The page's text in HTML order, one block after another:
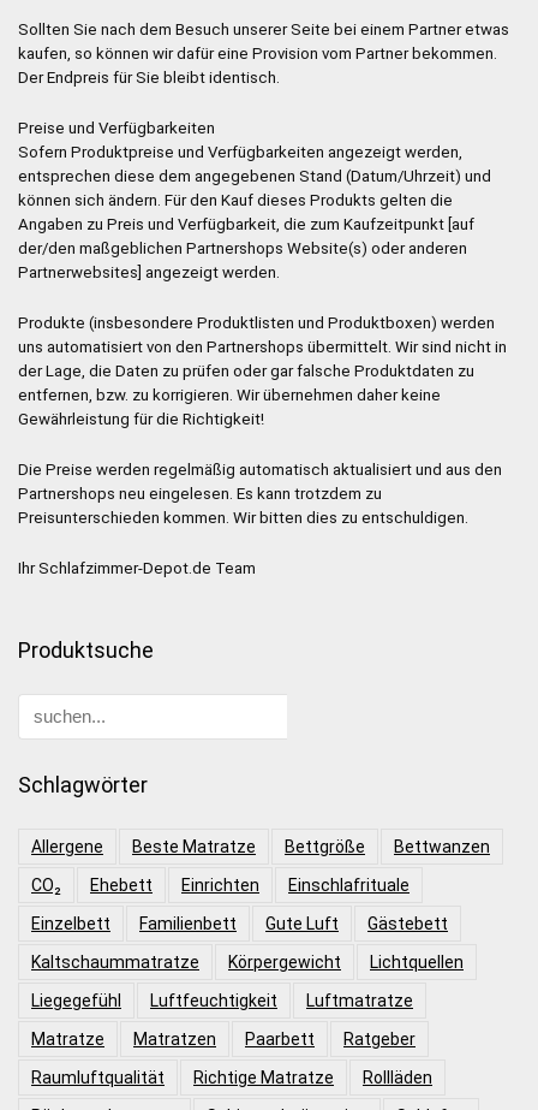
Sollten Sie nach dem Besuch unserer Seite bei einem Partner etwas
kaufen, so können wir dafür eine Provision vom Partner bekommen.
Der Endpreis für Sie bleibt identisch.
Preise und Verfügbarkeiten
Sofern Produktpreise und Verfügbarkeiten angezeigt werden,
entsprechen diese dem angegebenen Stand (Datum/Uhrzeit) und
können sich ändern. Für den Kauf dieses Produkts gelten die
Angaben zu Preis und Verfügbarkeit, die zum Kaufzeitpunkt [auf
der/den maßgeblichen Partnershops Website(s) oder anderen
Partnerwebsites] angezeigt werden.
Produkte (insbesondere Produktlisten und Produktboxen) werden
uns automatisiert von den Partnershops übermittelt. Wir sind nicht in
der Lage, die Daten zu prüfen oder gar falsche Produktdaten zu
entfernen, bzw. zu korrigieren. Wir übernehmen daher keine
Gewährleistung für die Richtigkeit!
Die Preise werden regelmäßig automatisch aktualisiert und aus den
Partnershops neu eingelesen. Es kann trotzdem zu
Preisunterschieden kommen. Wir bitten dies zu entschuldigen.
Ihr Schlafzimmer-Depot.de Team
Produktsuche
Schlagwörter
Allergene Beste Matratze Bettgröße
Bettwanzen
CO₂
Ehebett Einrichten
Einschlafrituale
Einzelbett
Familienbett Gute Luft
Gästebett
Kaltschaummatratze
Körpergewicht
Lichtquellen
Liegegefühl
Luftfeuchtigkeit
Luftmatratze
Matratze
Matratzen Paarbett
Ratgeber
Raumluftqualität
Richtige Matratze
Rollläden